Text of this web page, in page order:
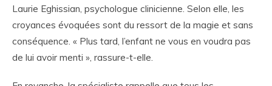
Laurie Eghissian, psychologue clinicienne. Selon elle, les
croyances évoquées sont du ressort de la magie et sans
conséquence. « Plus tard, l’enfant ne vous en voudra pas
de lui avoir menti », rassure-t-elle.